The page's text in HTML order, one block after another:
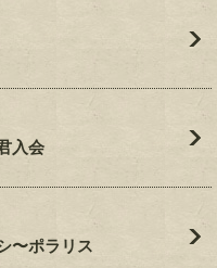
入会
〜ポラリス